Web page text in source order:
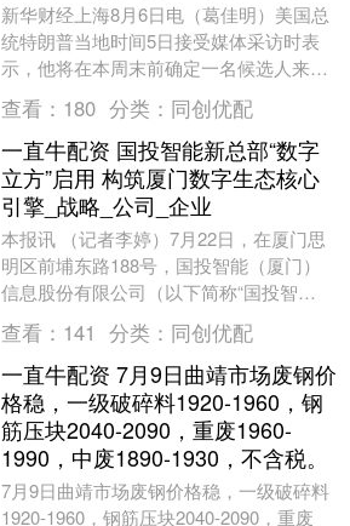
新华财经上海8月6日电（葛佳明）美国总
统特朗普当地时间5日接受媒体采访时表
示，他将在本周末前确定一名候选人来填
补即将出现的美联储理事空缺席位，并将
可能接替美联储....
查看： 180 分类： 同创优配
一直牛配资 国投智能新总部“数字
立方”启用 构筑厦门数字生态核心
引擎_战略_公司_企业
本报讯 （记者李婷）7月22日，在厦门思
明区前埔东路188号，国投智能（厦门）
信息股份有限公司（以下简称“国投智
能”）新总部暨数字立方大厦媒体开放日在
此举行——....
查看： 141 分类： 同创优配
一直牛配资 7月9日曲靖市场废钢价
格稳，一级破碎料1920-1960，钢
筋压块2040-2090，重废1960-
1990，中废1890-1930，不含税。
7月9日曲靖市场废钢价格稳，一级破碎料
1920-1960，钢筋压块2040-2090，重废